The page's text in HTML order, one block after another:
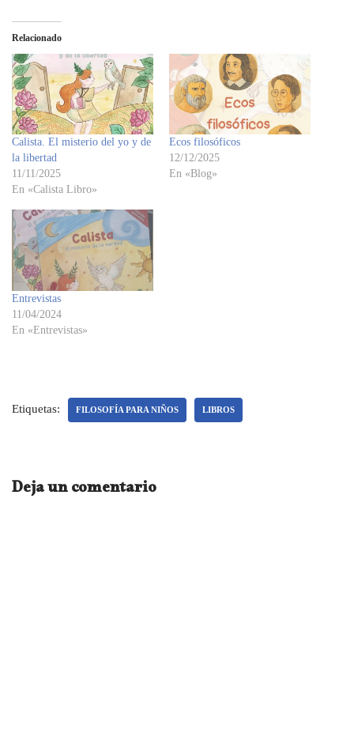
Relacionado
Calista. El misterio del yo y de
la libertad
11/11/2025
En «Calista Libro»
Ecos filosóficos
12/12/2025
En «Blog»
Entrevistas
11/04/2024
En «Entrevistas»
Etiquetas: FILOSOFÍA PARA NIÑOS LIBROS
Deja un comentario